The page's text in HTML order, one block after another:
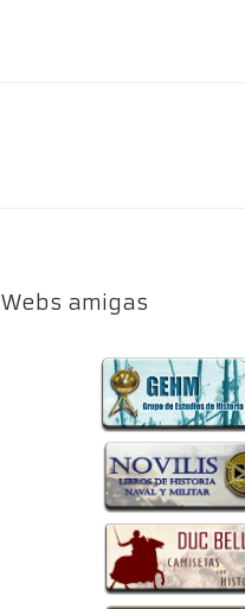
Webs amigas